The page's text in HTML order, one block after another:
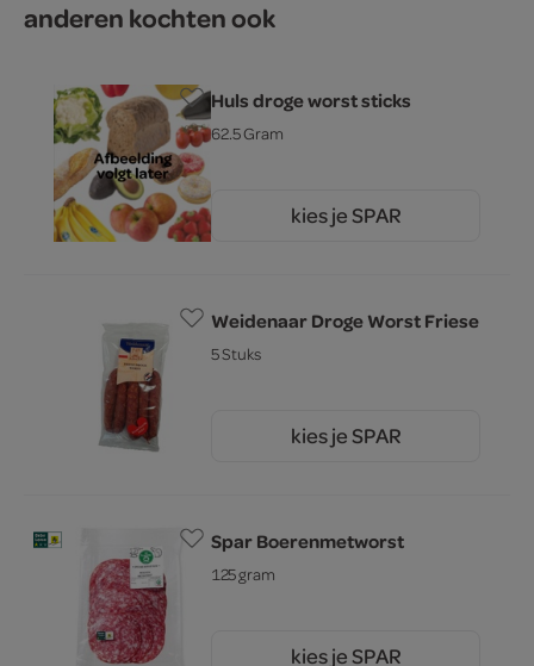
anderen kochten ook
Huls droge worst sticks
62.5 Gram
kies je SPAR
Weidenaar Droge Worst Friese
5 Stuks
kies je SPAR
Spar Boerenmetworst
125 gram
kies je SPAR